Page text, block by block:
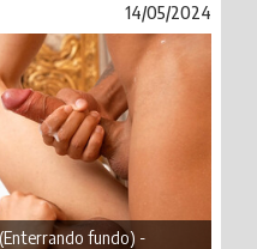
14/05/2024
fundo) -